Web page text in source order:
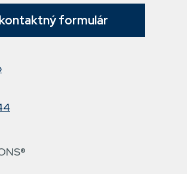
formulár